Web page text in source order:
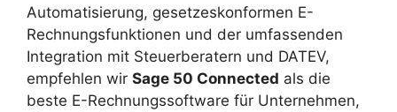
Automatisierung, gesetzeskonformen E-
Rechnungsfunktionen und der umfassenden
Integration mit Steuerberatern und DATEV,
empfehlen wir Sage 50 Connected als die
beste E-Rechnungssoftware für Unternehmen,